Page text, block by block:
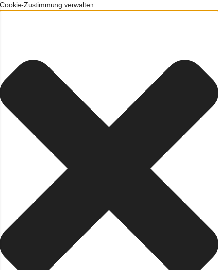
Cookie-Zustimmung verwalten